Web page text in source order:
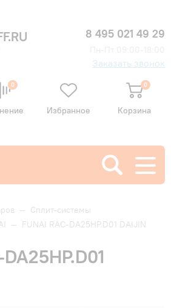
8 495 021 49 29
Заказать звонок
0
Избранное
0
Корзина
— Сплит-системы
— FUNAI RAC-DA25HP.D01 DAIJIN